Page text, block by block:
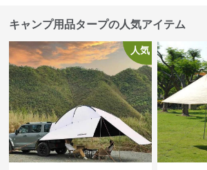
キャンプ用品タープの人気アイテム
人気